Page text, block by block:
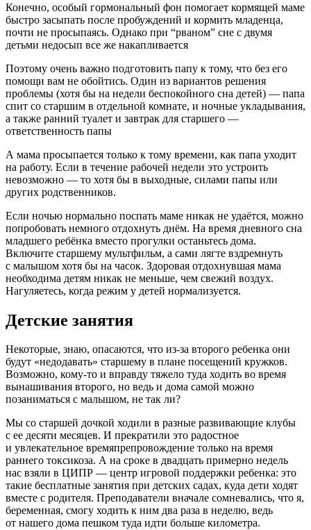
Конечно, особый гормональный фон помогает кормящей маме
быстро засыпать после пробуждений и кормить младенца,
почти не просыпаясь. Однако при “рваном” сне с двумя
детьми недосып все же накапливается
Поэтому очень важно подготовить папу к тому, что без его
помощи вам не обойтись. Один из вариантов решения
проблемы (хотя бы на недели беспокойного сна детей) — папа
спит со старшим в отдельной комнате, и ночные укладывания,
а также ранний туалет и завтрак для старшего —
ответственность папы
А мама просыпается только к тому времени, как папа уходит
на работу. Если в течение рабочей недели это устроить
невозможно — то хотя бы в выходные, силами папы или
других родственников.
Если ночью нормально поспать маме никак не удаётся, можно
попробовать немного отдохнуть днём. На время дневного сна
младшего ребёнка вместо прогулки останьтесь дома.
Включите старшему мультфильм, а сами лягте вздремнуть
с малышом хотя бы на часок. Здоровая отдохнувшая мама
необходима детям никак не меньше, чем свежий воздух.
Нагуляетесь, когда режим у детей нормализуется.
Детские занятия
Некоторые, знаю, опасаются, что из-за второго ребенка они
будут «недодавать» старшему в плане посещений кружков.
Возможно, кому-то и вправду тяжело туда ходить во время
вынашивания второго, но ведь и дома самой можно
позаниматься с малышом, не так ли?
Мы со старшей дочкой ходили в разные развивающие клубы
с ее десяти месяцев. И прекратили это радостное
и увлекательное времяпрепровождение только на время
раннего токсикоза. А на сроке в двадцать примерно недель
нас взяли в ЦИПР — центр игровой поддержки ребенка: это
такие бесплатные занятия при детских садах, куда дети ходят
вместе с родителя. Преподаватели вначале сомневались, что я,
беременная, смогу ходить к ним два раза в неделю, ведь
от нашего дома пешком туда идти больше километра.